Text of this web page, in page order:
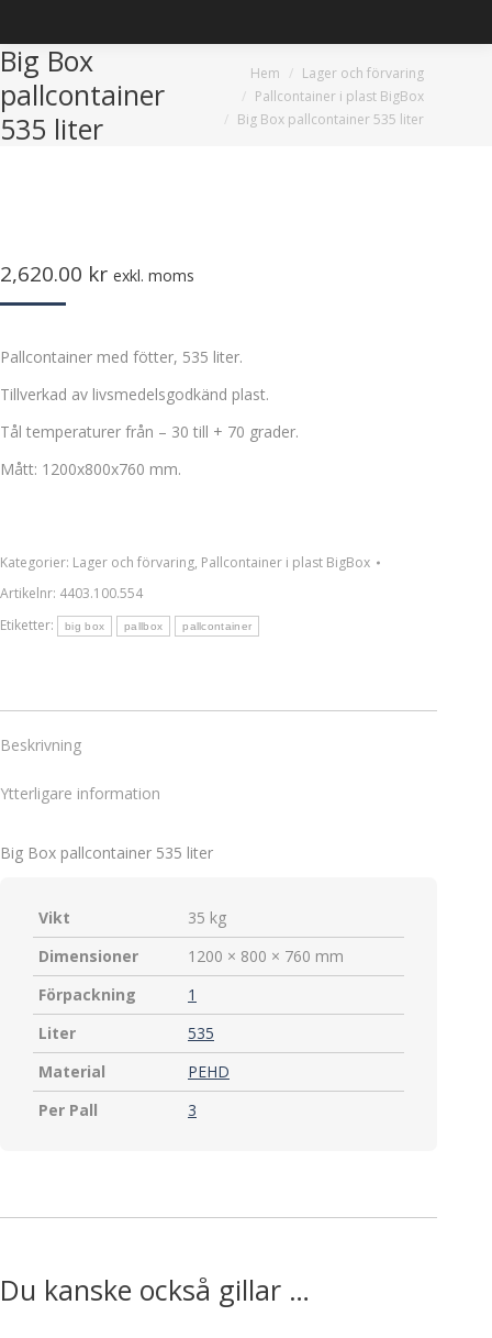
Big Box
pallcontainer
535 liter
Hem
Lager och förvaring
Pallcontainer i plast BigBox
Big Box pallcontainer 535 liter
2,620.00 kr exkl. moms
Pallcontainer med fötter, 535 liter.
Tillverkad av livsmedelsgodkänd plast.
Tål temperaturer från – 30 till + 70 grader.
Mått: 1200x800x760 mm.
Kategorier: Lager och förvaring, Pallcontainer i plast BigBox
Artikelnr: 4403.100.554
Etiketter:
big box pallbox pallcontainer
Beskrivning
Ytterligare information
Big Box pallcontainer 535 liter
Vikt
35 kg
Dimensioner
1200 × 800 × 760 mm
Förpackning
1
Liter
535
Material
PEHD
Per Pall
3
Du kanske också gillar …